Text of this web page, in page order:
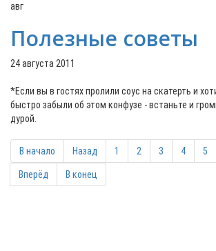
авг
Полезные советы
24 августа 2011
*Если вы в гостях пролили соус на скатерть и
быстро забыли об этом конфузе - встаньте и
дурой.
В начало Назад 1 2 3 4 5
Вперёд В конец